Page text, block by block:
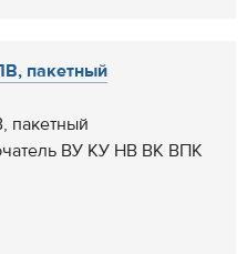
пакетный
пакетный
ВУ КУ НВ ВК ВПК